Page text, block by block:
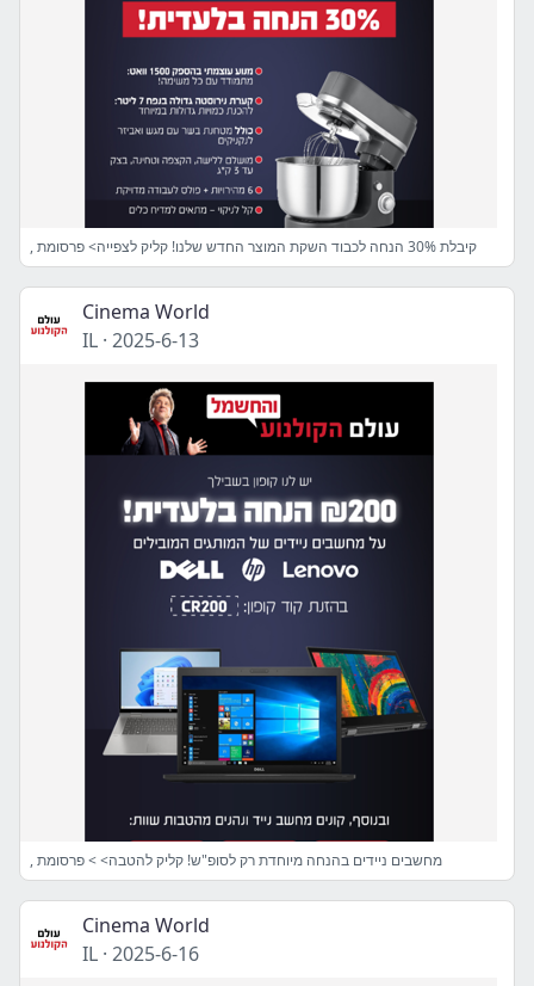
, קיבלת 30% הנחה לכבוד השקת המוצר החדש שלנו! קליק לצפייה> פרסומת
Cinema World
IL · 2025-6-13
, מחשבים ניידים בהנחה מיוחדת רק לסופ"ש! קליק להטבה> > פרסומת
Cinema World
IL · 2025-6-16